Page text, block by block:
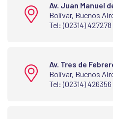
Av. Juan Manuel
Bolivar, Buenos
Tel: (02314) 427278
Av. Tres de
Bolivar, Buenos
Tel: (02314) 426356